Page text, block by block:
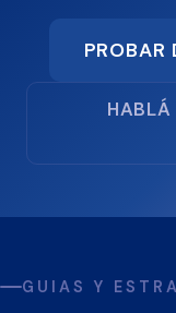
PROBAR
GUIAS Y